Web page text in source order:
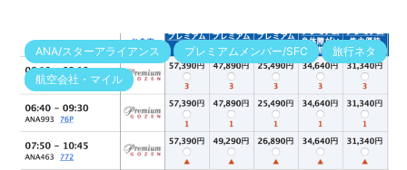
ANA/スターアライアンス プレミアムメンバー/SFC 旅行ネタ
航空会社・マイル